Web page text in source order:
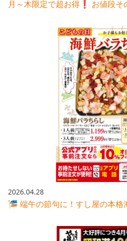
月～木限定で超お得❗️ お値段そ
2026.04.28
🎏 端午の節句に！すし屋の本